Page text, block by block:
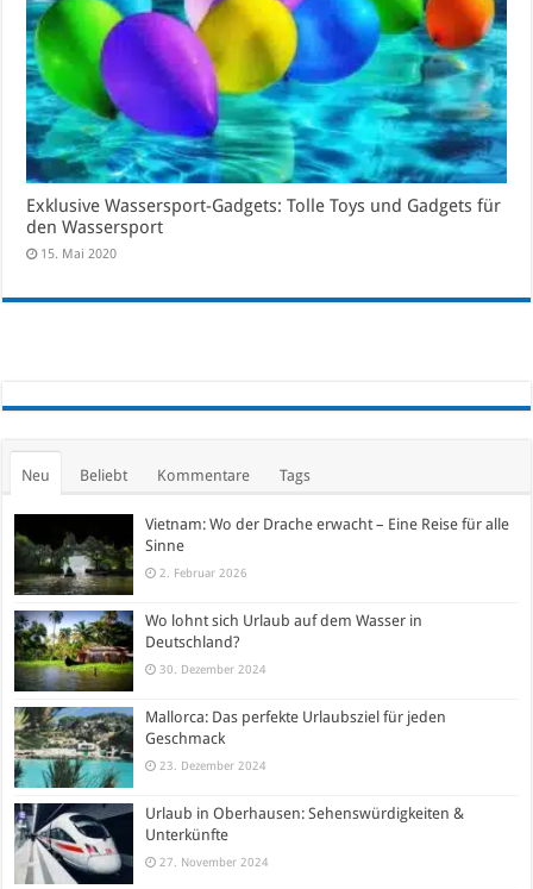
Exklusive Wassersport-Gadgets: Tolle Toys und Gadgets für
den Wassersport
15. Mai 2020
Neu Beliebt Kommentare Tags
Vietnam: Wo der Drache erwacht – Eine Reise für alle
Sinne
2. Februar 2026
Wo lohnt sich Urlaub auf dem Wasser in
Deutschland?
30. Dezember 2024
Mallorca: Das perfekte Urlaubsziel für jeden
Geschmack
23. Dezember 2024
Urlaub in Oberhausen: Sehenswürdigkeiten &
Unterkünfte
27. November 2024